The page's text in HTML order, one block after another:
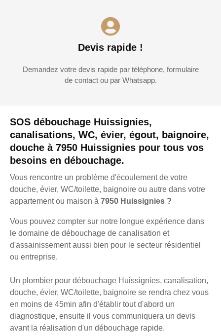
SOS débouchage Huissignies,
canalisations, WC, évier, égout, baignoire,
douche à 7950 Huissignies pour tous vos
besoins en débouchage.
Vous rencontre un problème d'écoulement de votre
douche, évier, WC/toilette, baignoire ou autre dans votre
appartement ou maison à 7950 Huissignies ?
Vous pouvez compter sur notre longue expérience dans
le domaine de débouchage de canalisation et
d'assainissement aussi bien pour le secteur résidentiel
ou entreprise.
Un plombier pour débouchage Huissignies, canalisation,
douche, évier, WC/toilette, baignoire se rendra chez vous
en moins de 45min afin d'établir tout d'abord un
diagnostique, ensuite il vous communiquera un devis
avant la réalisation d'un débouchage rapide.
Devis rapide !
Demandez votre devis rapide par téléphone, formulaire
de contact ou par Whatsapp.